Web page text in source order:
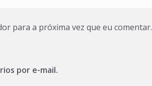
para a próxima vez que eu comentar.
por e-mail.